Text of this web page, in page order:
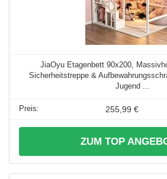
JiaOyu Etagenbett 90x200,
Sicherheitstreppe &
Jugend ...
255,99 €
ZUM TOP